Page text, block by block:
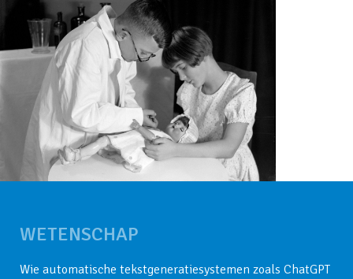
WETENSCHAP
Wie automatische tekstgeneratiesystemen zoals ChatGPT